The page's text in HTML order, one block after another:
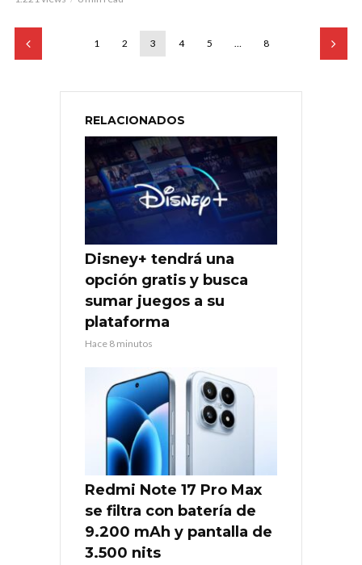
1 2 3 4 5 … 8
RELACIONADOS
Disney+ tendrá una
opción gratis y busca
sumar juegos a su
plataforma
Hace 8 minutos
Redmi Note 17 Pro Max
se filtra con batería de
9.200 mAh y pantalla de
3.500 nits